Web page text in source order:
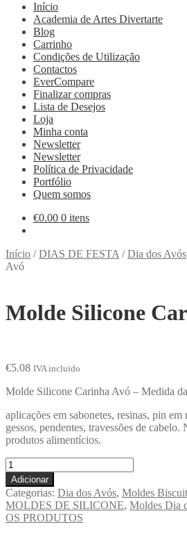
Início
Academia de Artes Divertarte
Blog
Carrinho
Condições de Utilização
Contactos
EverCompare
Finalizar compras
Lista de Desejos
Loja
Minha conta
Newsletter
Newsletter
Política de Privacidade
Portfólio
Quem somos
€0.00 0 itens
Início /DIAS DE FESTA /Dia dos Avós
Avó
Molde Silicone
€5.08 IVA incluido
Molde Silicone Carinha Avó – Medida
aplicações em sabonetes, resinas, pin em
gessos, pendentes, travessões de cabelo.
produtos alimentícios.
Adicionar
Categorias: Dia dos Avós, Moldes
MOLDES DE SILICONE, Moldes Dia
OS PRODUTOS